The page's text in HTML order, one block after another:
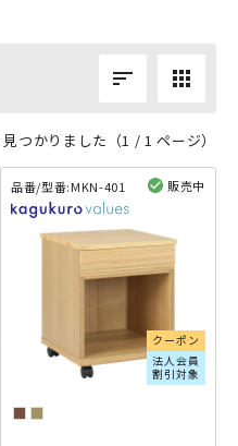
sort apps
見つかりました（1 / 1 ページ）
品番/型番:MKN-401 販売中
クーポン
法人会員
割引対象